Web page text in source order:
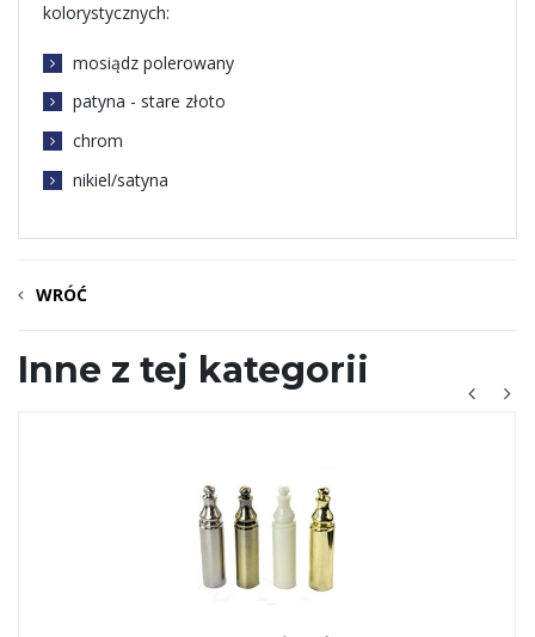
kolorystycznych:
mosiądz polerowany
patyna - stare złoto
chrom
nikiel/satyna
WRÓĆ
Inne z tej kategorii